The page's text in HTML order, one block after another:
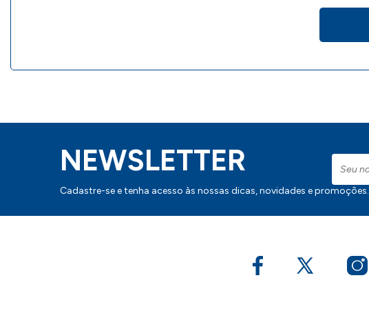
NEWSLETTER
Cadastre-se e tenha acesso às nossas dicas, novidades e promoções.